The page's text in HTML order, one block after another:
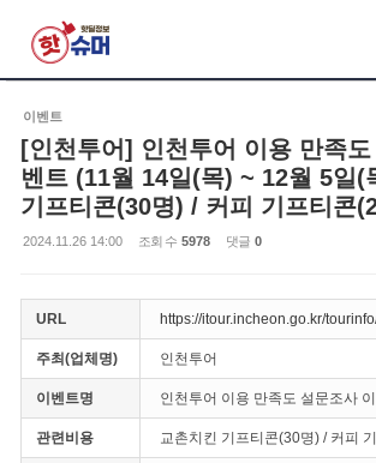
이벤트
[인천투어] 인천투어 이용 만족도
벤트 (11월 14일(목) ~ 12월 5일(
기프티콘(30명) / 커피 기프티콘
2024.11.26 14:00 조회 수 5978 댓글 0
URL https://itour.incheon.go.kr/
주최(업체명) 인천투어
이벤트명 인천투어 이용 만족도 설문조사
관련비용 교촌치킨 기프티콘(30명) / 커피